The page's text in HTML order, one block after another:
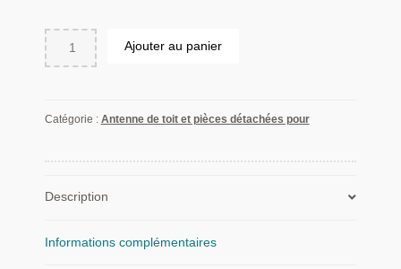
quantité
de
toit
Ajouter au panier
Catégorie : Antenne de toit et pièces détachées pour
Description
Informations complémentaires